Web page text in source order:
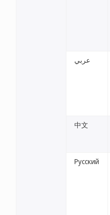
عربي
中文
Русский